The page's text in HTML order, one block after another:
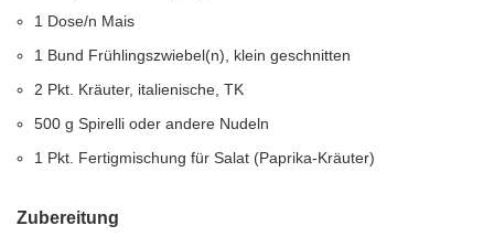
1 Dose/n Mais
1 Bund Frühlingszwiebel(n), klein geschnitten
2 Pkt. Kräuter, italienische, TK
500 g Spirelli oder andere Nudeln
1 Pkt. Fertigmischung für Salat (Paprika-Kräuter)
Zubereitung